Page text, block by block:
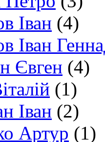
Іван (4)
Іван
Євген (4)
(1)
Іван (2)
Артур (1)